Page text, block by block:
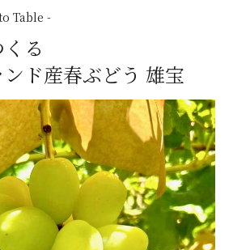
Table -
る
ド産春ぶどう 雄宝